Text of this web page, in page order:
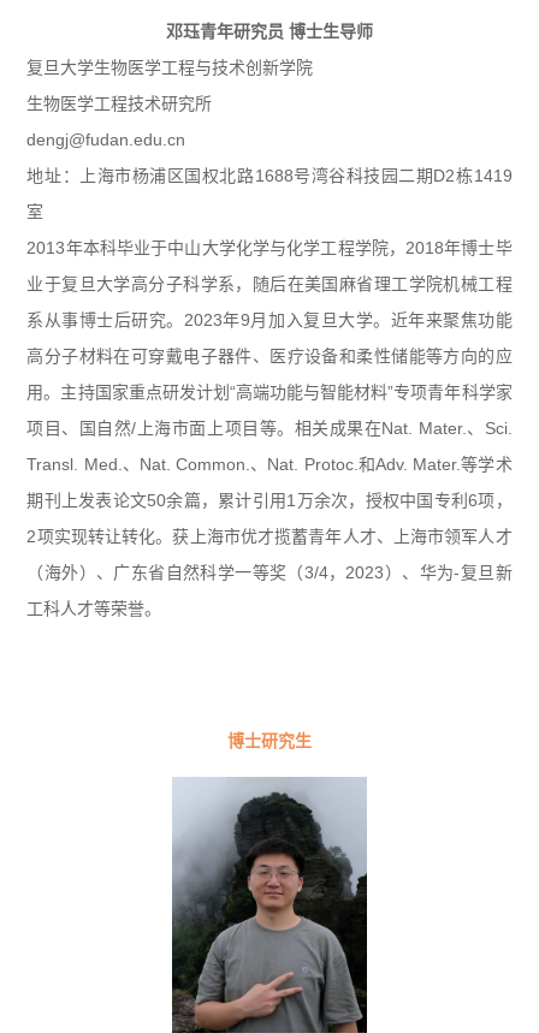
邓珏青年研究员 博士生导师
复旦大学生物医学工程与技术创新学院
生物医学工程技术研究所
dengj@fudan.edu.cn
地址：上海市杨浦区国权北路1688号湾谷科技园二期D2栋1419
室
2013年本科毕业于中山大学化学与化学工程学院，2018年博士毕
业于复旦大学高分子科学系，随后在美国麻省理工学院机械工程
系从事博士后研究。2023年9月加入复旦大学。近年来聚焦功能
高分子材料在可穿戴电子器件、医疗设备和柔性储能等方向的应
用。主持国家重点研发计划“高端功能与智能材料”专项青年科学家
项目、国自然/上海市面上项目等。相关成果在Nat. Mater.、Sci.
Transl. Med.、Nat. Common.、Nat. Protoc.和Adv. Mater.等学术
期刊上发表论文50余篇，累计引用1万余次，授权中国专利6项，
2项实现转让转化。获上海市优才揽蓄青年人才、上海市领军人才
（海外）、广东省自然科学一等奖（3/4，2023）、华为-复旦新
工科人才等荣誉。
博士研究生